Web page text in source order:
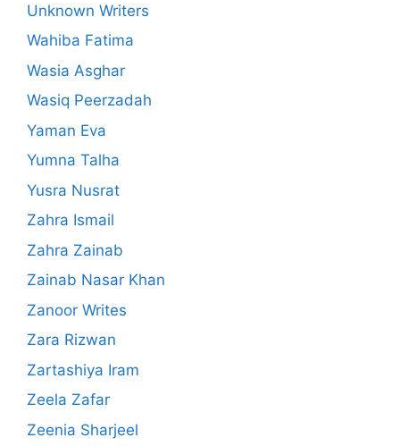
Unknown Writers
Wahiba Fatima
Wasia Asghar
Wasiq Peerzadah
Yaman Eva
Yumna Talha
Yusra Nusrat
Zahra Ismail
Zahra Zainab
Zainab Nasar Khan
Zanoor Writes
Zara Rizwan
Zartashiya Iram
Zeela Zafar
Zeenia Sharjeel